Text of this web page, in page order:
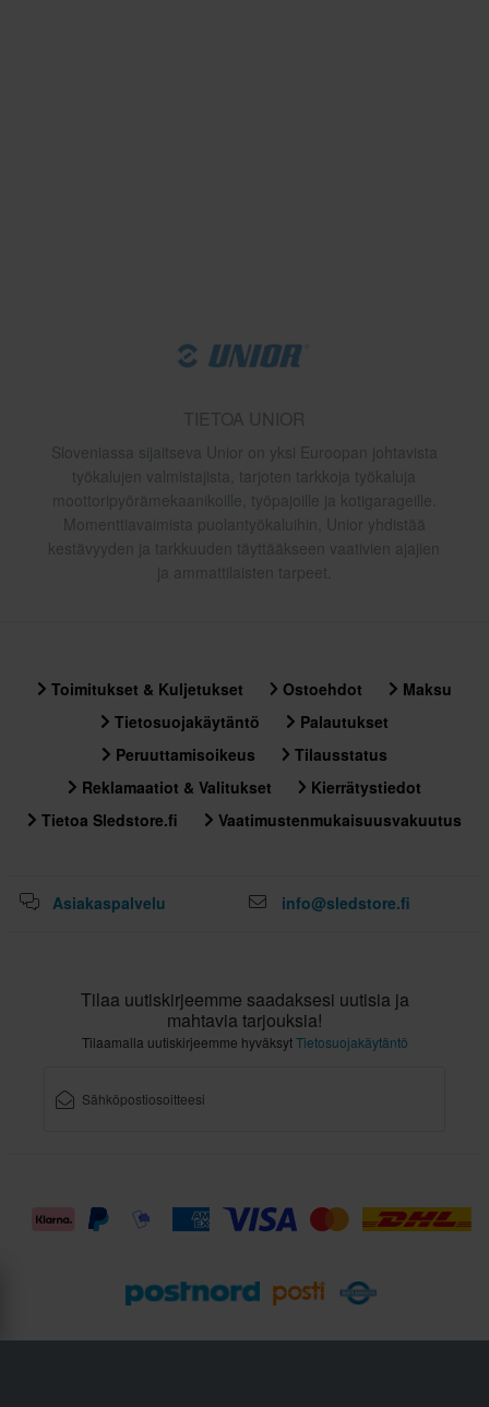
TIETOA UNIOR
Sloveniassa sijaitseva Unior on yksi Euroopan johtavista
työkalujen valmistajista, tarjoten tarkkoja työkaluja
moottoripyörämekaanikoille, työpajoille ja kotigarageille.
Momenttiavaimista puolantyökaluihin, Unior yhdistää
kestävyyden ja tarkkuuden täyttääkseen vaativien ajajien
ja ammattilaisten tarpeet.
Toimitukset & Kuljetukset Ostoehdot
Maksu
Tietosuojakäytäntö
Palautukset
Peruuttamisoikeus
Tilausstatus
Reklamaatiot & Valitukset
Kierrätystiedot
Tietoa Sledstore.fi
Vaatimustenmukaisuusvakuutus
Asiakaspalvelu info@sledstore.fi
Tilaa uutiskirjeemme saadaksesi uutisia ja
mahtavia tarjouksia!
Tilaamalla uutiskirjeemme hyväksytTietosuojakäytäntö